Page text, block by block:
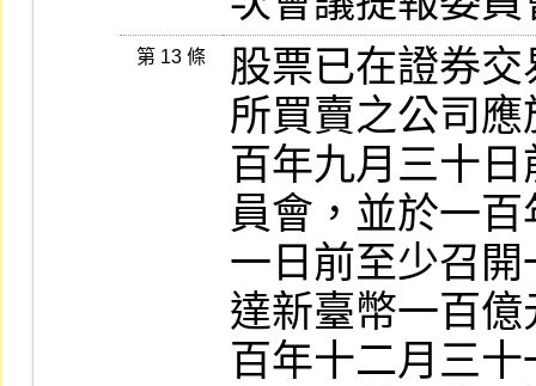
第 13 條
股票已在證券
所買賣之公司
百年九月三十
員會，並於一
一日前至少召
達新臺幣一百
百年十二月三